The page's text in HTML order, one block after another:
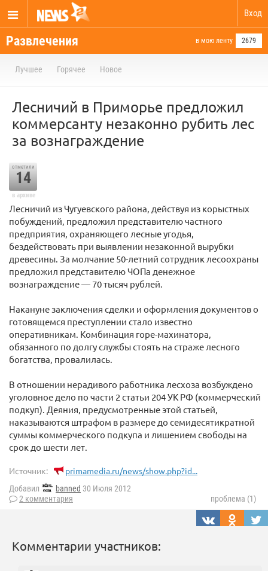
Вход
Развлечения в мою ленту 2679
Лучшее Горячее Новое
Лесничий в Приморье предложил
коммерсанту незаконно рубить лес
за вознаграждение
отметили
14
в архиве
Лесничий из Чугуевского района, действуя из корыстных
побуждений, предложил представителю частного
предприятия, охраняющего лесные угодья,
бездействовать при выявлении незаконной вырубки
древесины. За молчание 50-летний сотрудник лесоохраны
предложил представителю ЧОПа денежное
вознаграждение — 70 тысяч рублей.
Накануне заключения сделки и оформления документов о
готовящемся преступлении стало известно
оперативникам. Комбинация горе-махинатора,
обязанного по долгу службы стоять на страже лесного
богатства, провалилась.
В отношении нерадивого работника лесхоза возбуждено
уголовное дело по части 2 статьи 204 УК РФ (коммерческий
подкуп). Деяния, предусмотренные этой статьей,
наказываются штрафом в размере до семидесятикратной
суммы коммерческого подкупа и лишением свободы на
срок до шести лет.
Источник: primamedia.ru/news/show.php?id...
Добавил banned 30 Июля 2012
2 комментария
проблема (1)
Комментарии участников: